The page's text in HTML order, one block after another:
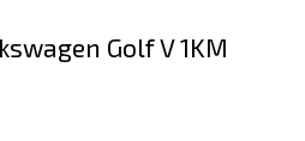
Golf V 1KM